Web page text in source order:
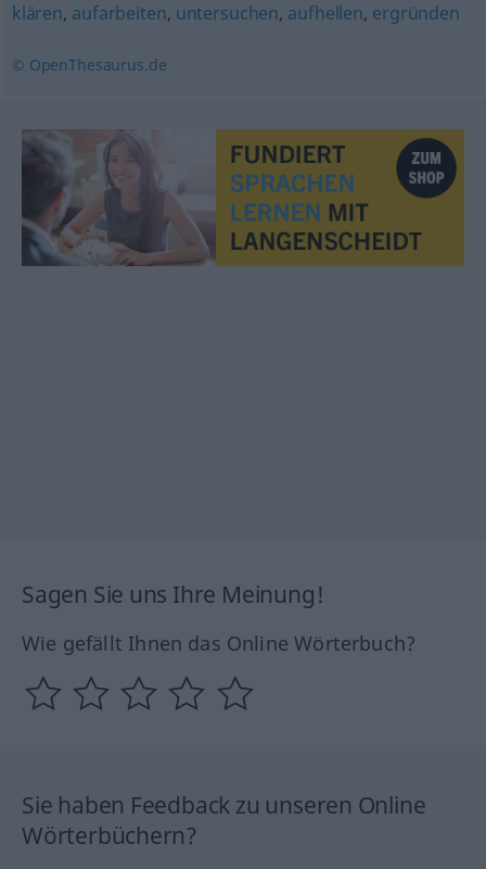
klären, aufarbeiten, untersuchen, aufhellen, ergründen
© OpenThesaurus.de
Sagen Sie uns Ihre Meinung!
Wie gefällt Ihnen das Online Wörterbuch?
Sie haben Feedback zu unseren Online
Wörterbüchern?